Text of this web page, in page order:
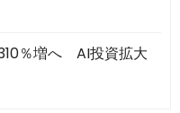
％増へ AI投資拡大